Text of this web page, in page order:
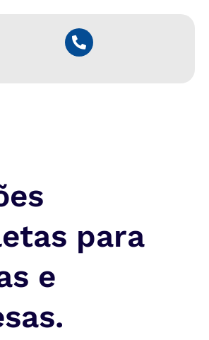
para
e